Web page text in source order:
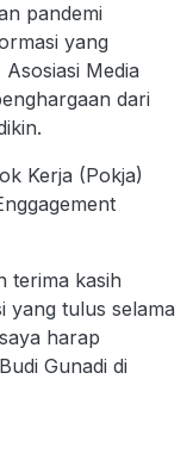
pandemi
yang
Media
dari
Kerja (Pokja)
terima kasih
yang tulus selama
harap
Gunadi di